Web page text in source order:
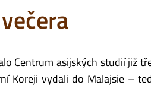
Centrum asijských studií již
Koreji vydali do Malajsie –